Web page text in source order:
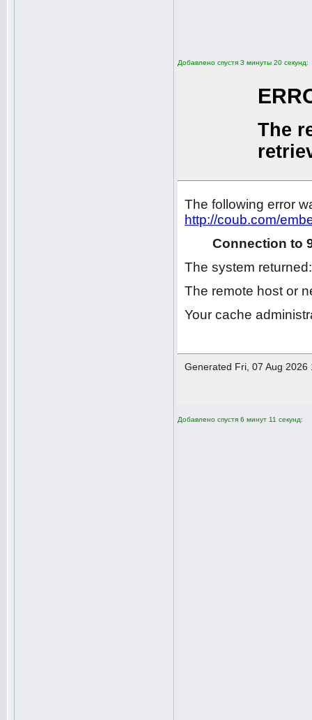
Добавлено спустя 3 минуты 20 секунд:
Добавлено спустя 6 минут 11 секунд: